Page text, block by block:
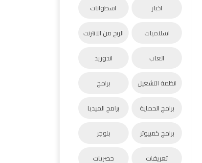
اخبار اسطوانات
اسلاميات الربح من الانترنت
العاب اندوريد
انظمة التشغيل برامج
برامج الحماية برامج الميديا
برامج كمبيوتر بلوجر
تعريفات حصريات